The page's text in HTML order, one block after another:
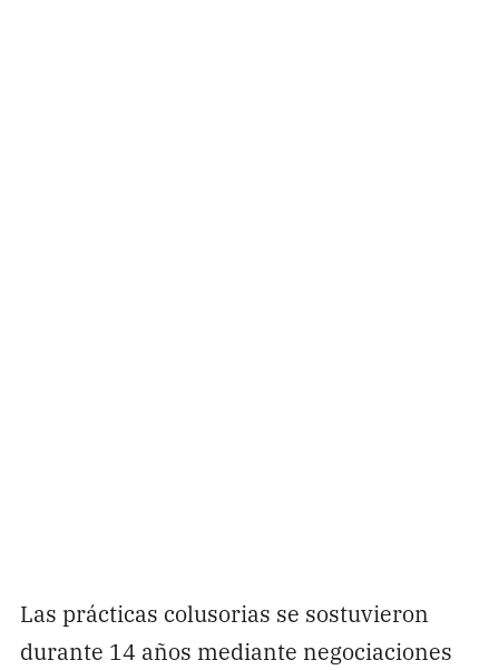
Las prácticas colusorias se sostuvieron
durante 14 años mediante negociaciones